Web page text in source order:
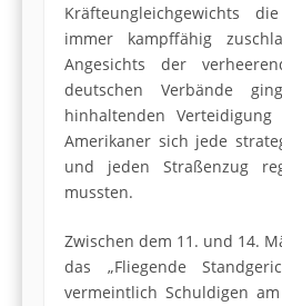
Kräfteungleichgewichts
immer kampffähig
Angesichts der
deutschen Verbände
hinhaltenden
Amerikaner sich jede
und jeden Straßenzug
mussten.
Zwischen dem 11. und 14.
das „Fliegende
vermeintlich Schuldigen